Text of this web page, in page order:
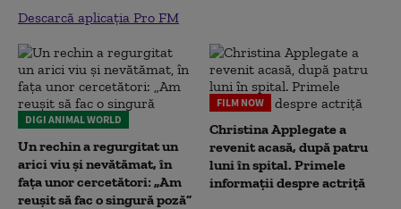
Descarcă aplicația Pro FM
DIGI ANIMAL WORLD
Un rechin a regurgitat un
arici viu și nevătămat, în
fața unor cercetători: „Am
reușit să fac o singură poză”
FILM NOW
Christina Applegate a
revenit acasă, după patru
luni în spital. Primele
informații despre actriță